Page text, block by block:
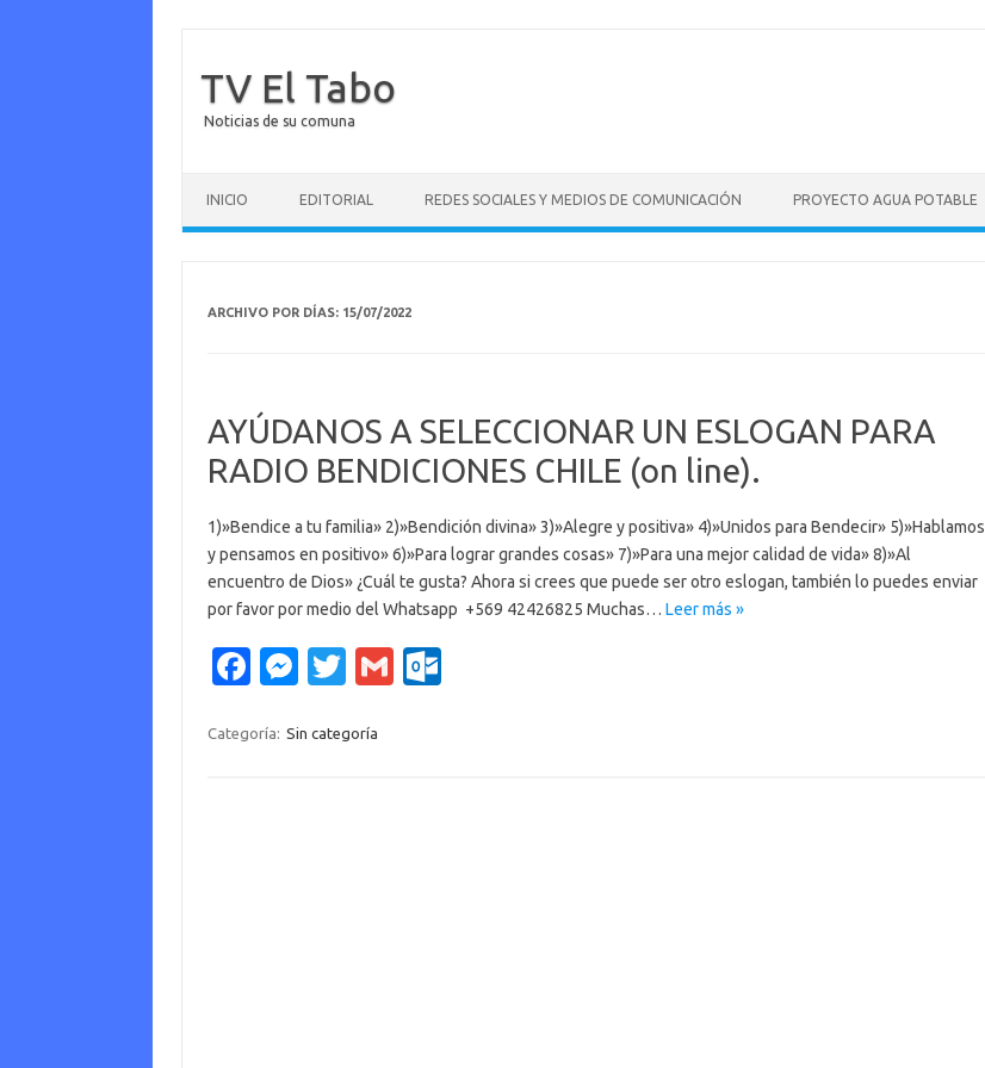
TV El Tabo
Noticias de su comuna
INICIO EDITORIAL REDES SOCIALES Y MEDIOS DE COMUNICACIÓN PROYECTO AGUA POTABLE
ARCHIVO POR DÍAS: 15/07/2022
AYÚDANOS A SELECCIONAR UN ESLOGAN PARA
RADIO BENDICIONES CHILE (on line).
1)»Bendice a tu familia» 2)»Bendición divina» 3)»Alegre y positiva» 4)»Unidos para Bendecir» 5)»Hablamos
y pensamos en positivo» 6)»Para lograr grandes cosas» 7)»Para una mejor calidad de vida» 8)»Al
encuentro de Dios» ¿Cuál te gusta? Ahora si crees que puede ser otro eslogan, también lo puedes enviar
por favor por medio del Whatsapp +569 42426825 Muchas… Leer más »
Fa
e
M
se
T
it
G
Categoría: Sin categoría